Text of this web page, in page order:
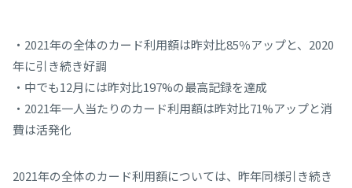
・2021年の全体のカード利用額は昨対比85％アップと、2020
年に引き続き好調
・中でも12月には昨対比197%の最高記録を達成
・2021年一人当たりのカード利用額は昨対比71%アップと消
費は活発化
2021年の全体のカード利用額については、昨年同様引き続き